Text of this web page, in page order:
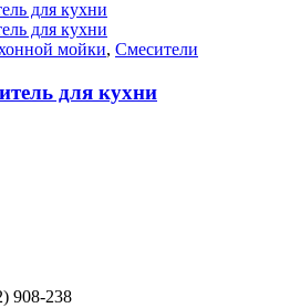
мойки, Смесители
для кухни
908-238